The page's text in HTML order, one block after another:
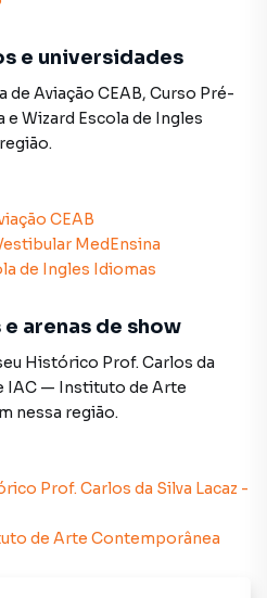
comprar ou alugar um
online, direto do seu
Nós criamos soluções
a relação de proprietários,
o mercado imobiliário.
rápido e gratuito! A PiraHost
é uma imobiliária digital com
do Brasil, incluindo São Paulo.
Ltda você consegue
vendemos e locamos diversos
em Cerqueira César.
de marketing digital focada
para São Paulo, o que
maior chance de vender ou
Contamos também com um
treinados e uma
para atender
e universidades
de Aviação CEAB, Curso Pré-
e Wizard Escola de Ingles
CEAB
MedEnsina
de Ingles Idiomas
arenas de show
Histórico Prof. Carlos da
IAC — Instituto de Arte
nessa região.
Prof. Carlos da Silva Lacaz -
de Arte Contemporânea